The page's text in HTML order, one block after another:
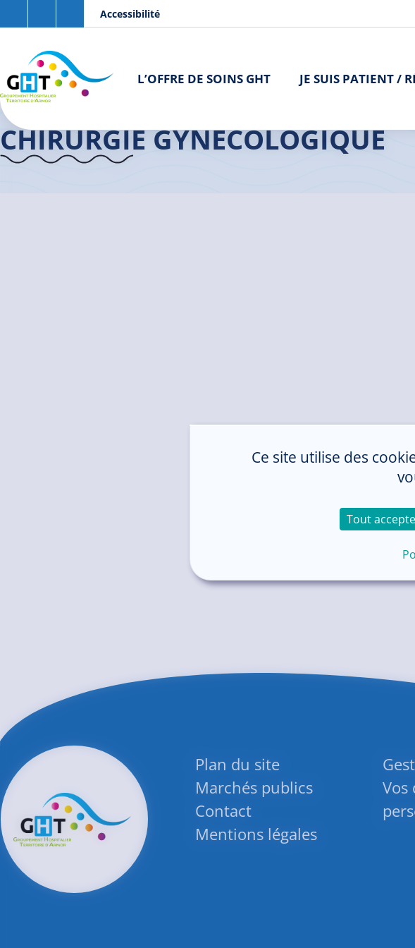
Aller au contenu principal
Accessibilité
L’OFFRE DE SOINS GHT JE SUIS PATIENT /
Accueil GHT> Chirurgie Gynécologique
CHIRURGIE GYNÉCOLOGIQUE
Plan du site
Marchés publics
Contact
Mentions légales
Vos
Panneau de gestion des cookies
Ce site utilise des
Tout